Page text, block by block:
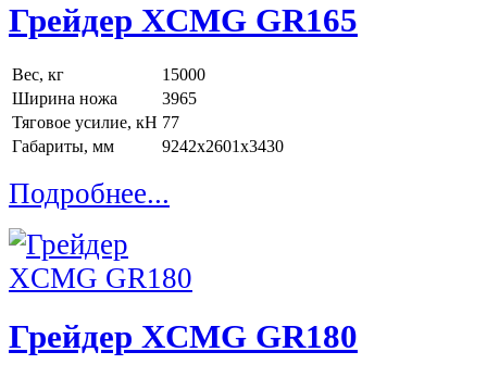
Грейдер XCMG GR165
Вес, кг
15000
Ширина ножа
3965
Тяговое усилие, кН 77
Габариты, мм
9242x2601x3430
Подробнее...
Грейдер XCMG GR180